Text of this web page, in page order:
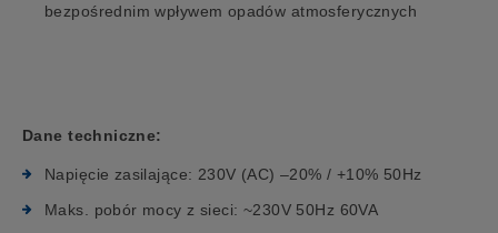
bezpośrednim wpływem opadów atmosferycznych
Dane techniczne:
Napięcie zasilające: 230V (AC) –20% / +10% 50Hz
Maks. pobór mocy z sieci: ~230V 50Hz 60VA